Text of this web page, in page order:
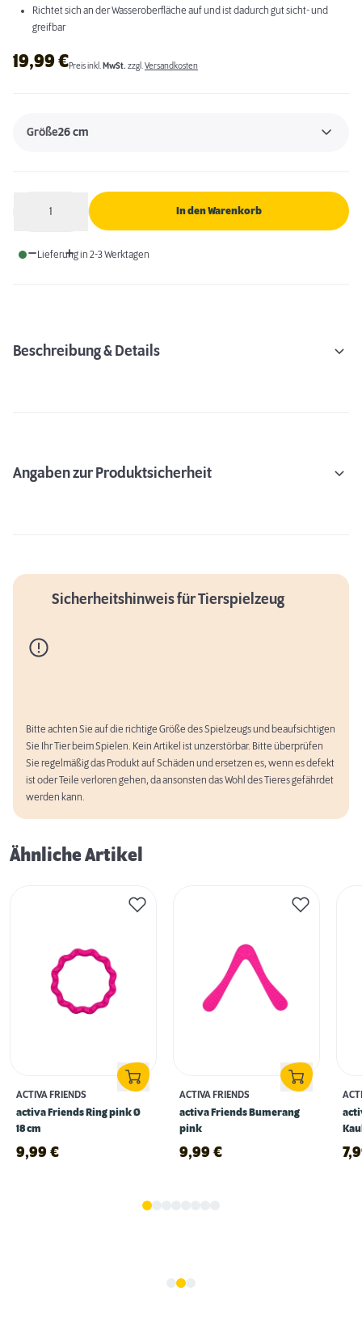
Richtet sich an der Wasseroberfläche auf und ist dadurch gut sicht- und
greifbar
19,99€Preis inkl. MwSt. zzgl.Versandkosten
Größe26 cm
1 In den Warenkorb
Lieferung in 2-3 Werktagen
Beschreibung & Details
Angaben zur Produktsicherheit
Sicherheitshinweis für Tierspielzeug
Bitte achten Sie auf die richtige Größe des Spielzeugs und beaufsichtigen
Sie Ihr Tier beim Spielen. Kein Artikel ist unzerstörbar. Bitte überprüfen
Sie regelmäßig das Produkt auf Schäden und ersetzen es, wenn es defekt
ist oder Teile verloren gehen, da ansonsten das Wohl des Tieres gefährdet
werden kann.
Ähnliche Artikel
ACTIVA FRIENDS
activa Friends Ring pink Ø
18 cm
9,99 €
ACTIVA FRIENDS
activa Friends Bumerang
pink
9,99 €
Erstausstattung für Hunde